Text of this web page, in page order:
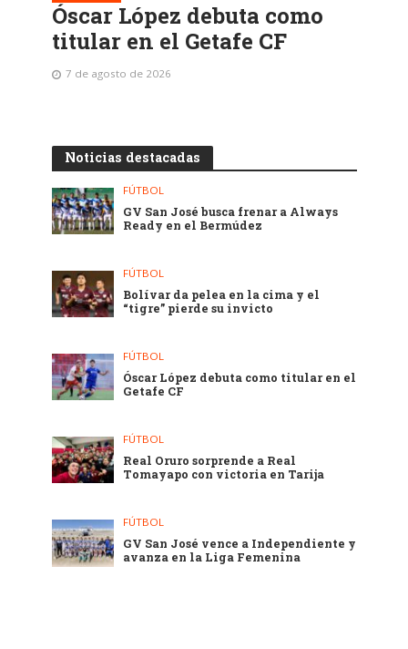
Óscar López debuta como
titular en el Getafe CF
7 de agosto de 2026
Noticias destacadas
FÚTBOL
GV San José busca frenar a Always
Ready en el Bermúdez
FÚTBOL
Bolívar da pelea en la cima y el
“tigre” pierde su invicto
FÚTBOL
Óscar López debuta como titular en el
Getafe CF
FÚTBOL
Real Oruro sorprende a Real
Tomayapo con victoria en Tarija
FÚTBOL
GV San José vence a Independiente y
avanza en la Liga Femenina